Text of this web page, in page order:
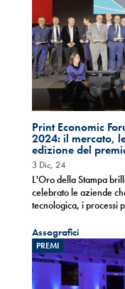
Print Economic
2024: il mercato,
edizione del
3 Dic, 24
L'Oro della Stampa
celebrato le aziende
tecnologica, i processi
Assografici
PREMI